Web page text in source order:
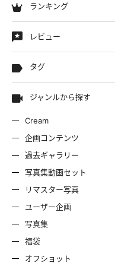
ランキング
レビュー
タグ
ジャンルから探す
Cream
企画コンテンツ
過去ギャラリー
写真集動画セット
リマスター写真
ユーザー企画
写真集
福袋
オフショット